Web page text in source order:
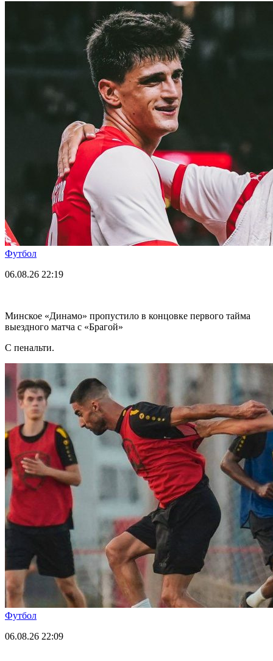
Футбол
06.08.26 22:19
Минское «Динамо» пропустило в концовке первого тайма
выездного матча с «Брагой»
С пенальти.
Футбол
06.08.26 22:09